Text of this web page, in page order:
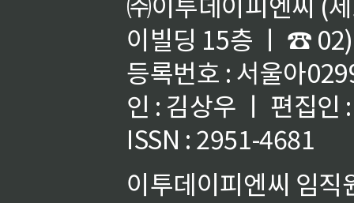
이빌딩 15층 ㅣ ☎
등록번호 : 서울아
인 : 김상우 ㅣ 편집인
ISSN : 2951-4681
이투데이피엔씨 임